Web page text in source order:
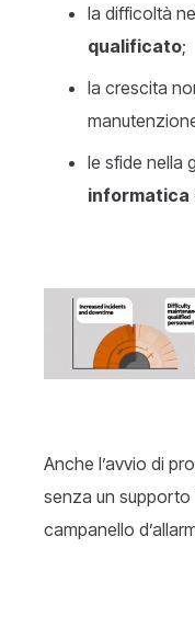
la difficoltà
qualificato;
la crescita
le sfide nella
informatica
Anche l’avvio di
senza un
campanello